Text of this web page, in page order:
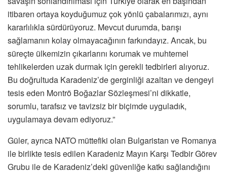
itibaren ortaya koyduğumuz çok yönlü çabalarımızı, aynı
kararlılıkla sürdürüyoruz. Mevcut durumda, barışı
sağlamanın kolay olmayacağının farkındayız. Ancak, bu
süreçte ülkemizin çıkarlarını korumak ve muhtemel
tehlikelerden uzak durmak için gerekli tedbirleri alıyoruz.
Bu doğrultuda Karadeniz’de gerginliği azaltan ve dengeyi
tesis eden Montrö Boğazlar Sözleşmesi’ni dikkatle,
sorumlu, tarafsız ve tavizsiz bir biçimde uyguladık,
uygulamaya devam ediyoruz.”
Güler, ayrıca NATO müttefiki olan Bulgaristan ve Romanya
ile birlikte tesis edilen Karadeniz Mayın Karşı Tedbir Görev
Grubu ile de Karadeniz’deki güvenliğe katkı sağlandığını